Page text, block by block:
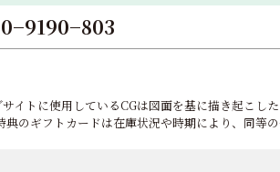
イトに使用しているCGは図面を基に描き起こし
のギフトカードは在庫状況や時期により、同等